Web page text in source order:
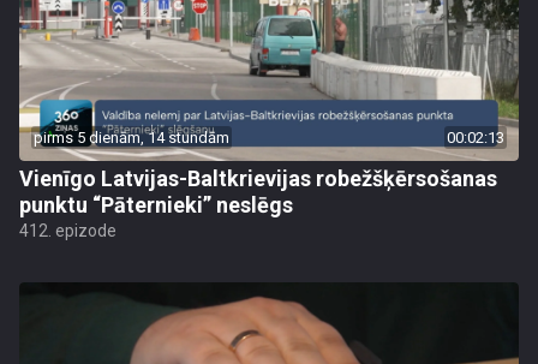
pirms 5 dienām, 14 stundām 00:02:13
Vienīgo Latvijas-Baltkrievijas robežšķērsošanas
punktu “Pāternieki” neslēgs
412. epizode